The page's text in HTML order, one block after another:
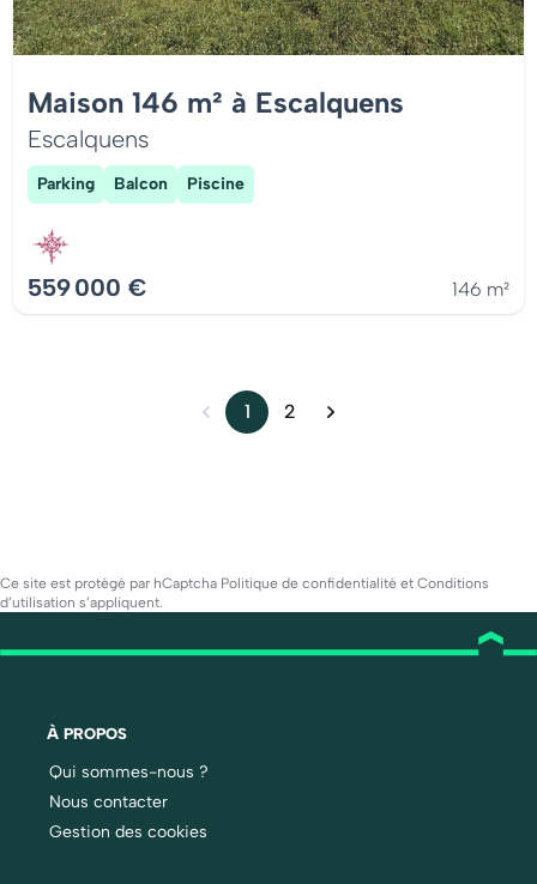
Maison 146 m² à Escalquens
Escalquens
Parking Balcon Piscine
559 000 € 146 m²
1 2
Ce site est protégé par hCaptcha Politique de confidentialité et Conditions
d’utilisation s’appliquent.
À PROPOS
Qui sommes-nous ?
Nous contacter
Gestion des cookies